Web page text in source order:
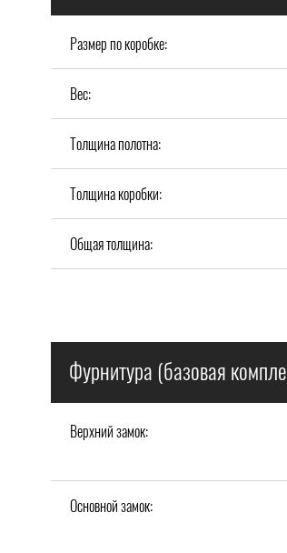
Размер по коробке:
Вес:
Толщина полотна:
Толщина коробки:
Общая толщина:
Фурнитура (базовая
Верхний замок:
Основной замок: